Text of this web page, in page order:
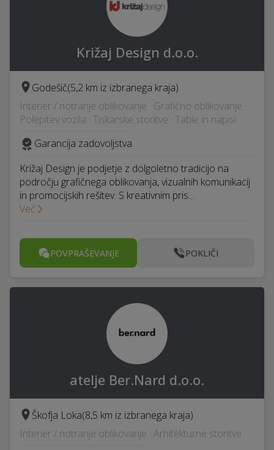
Križaj Design d.o.o.
Godešič(5,2 km iz izbranega kraja)
Interier / notranje oblikovanje · Grafično oblikovanje ·
Polepitev vozila · Tiskarske storitve · Table in napisi
Garancija zadovoljstva
Križaj Design je podjetje z dolgoletno tradicijo na
področju grafičnega oblikovanja, vizualnih komunikacij
in promocijskih rešitev. S kreativnim pris…
Več
POVPRAŠEVANJE POKLIČI
atelje Ber.Nard d.o.o.
Škofja Loka(8,5 km iz izbranega kraja)
Interier / notranje oblikovanje · Arhitekturne storitve